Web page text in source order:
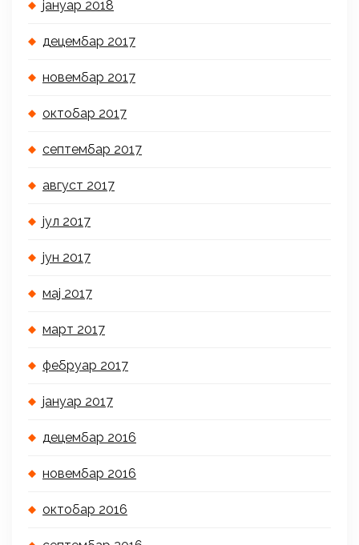
јануар 2018
децембар 2017
новембар 2017
октобар 2017
септембар 2017
август 2017
јул 2017
јун 2017
мај 2017
март 2017
фебруар 2017
јануар 2017
децембар 2016
новембар 2016
октобар 2016